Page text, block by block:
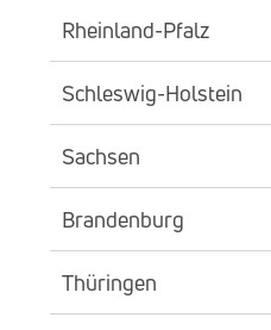
Rheinland-Pfalz
Schleswig-Holstein
Sachsen
Brandenburg
Thüringen